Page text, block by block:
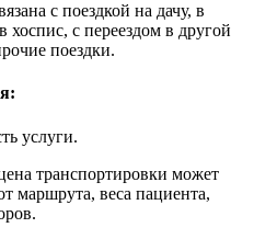
с поездкой на дачу, в
с переездом в другой
поездки.
услуги.
транспортировки может
маршрута, веса пациента,